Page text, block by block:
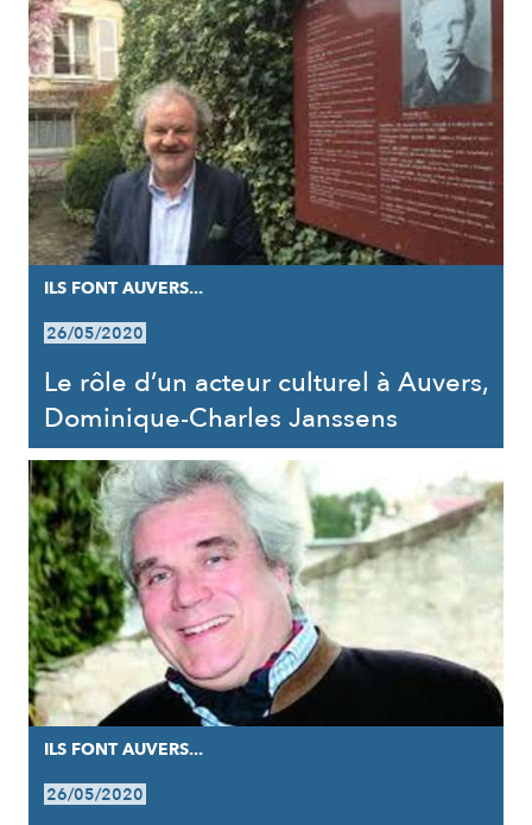
ILS FONT AUVERS...
26/05/2020
Le rôle d’un acteur culturel à Auvers,
Dominique-Charles Janssens
ILS FONT AUVERS...
26/05/2020